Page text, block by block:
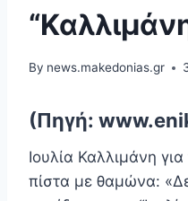
By news.makedonias.gr
(Πηγή:
Ιουλία Καλλιμάνη
πίστα με θαμώνα: